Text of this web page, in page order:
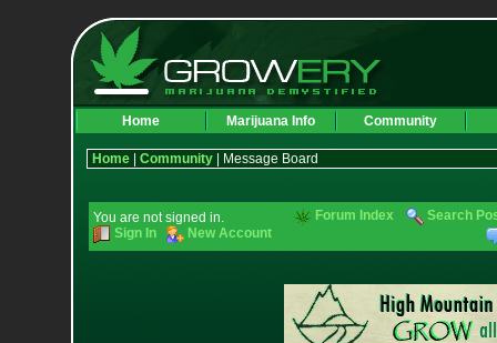
Home Marijuana Info Community
Home| Community| Message Board
You are not signed in.
Sign In
New Account
Forum Index Search